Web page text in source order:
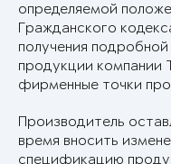
определяемой
Гражданского
получения
продукции компании
фирменные точки
Производитель
время вносить
спецификацию